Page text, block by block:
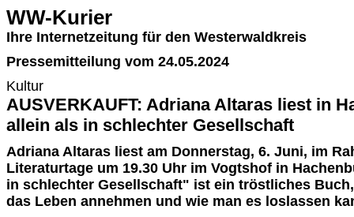
WW-Kurier
Ihre Internetzeitung für den Westerwaldkreis
Pressemitteilung vom 24.05.2024
Kultur
AUSVERKAUFT: Adriana Altaras liest in
allein als in schlechter Gesellschaft
Adriana Altaras liest am Donnerstag, 6. Juni, im
Literaturtage um 19.30 Uhr im Vogtshof in
in schlechter Gesellschaft" ist ein tröstliches
das Leben annehmen und wie man es loslassen